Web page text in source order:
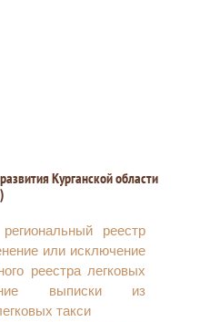
Курганской области
реестр
или исключение
реестра легковых
выписки из
такси